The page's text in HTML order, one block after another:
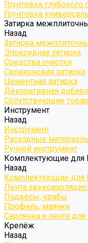
Грунтовка
Грунтовка
Затирка
Назад
Затирка
Эпоксидная затирка
Средства очистки
Силиконовая затирка
Цементная затирка
Декоративная
Сопутствующие
Инструмент
Назад
Инструмент
Расходные
Ручной инструмент
Комплектующие для
Назад
Комплектующие для
Лента
Подвесы, крабы
Профиль, маячки
Серпянка и лента
Крепёж
Назад